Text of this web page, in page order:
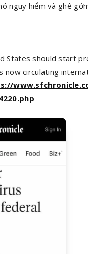
nguy hiểm và ghê
States should start
now circulating